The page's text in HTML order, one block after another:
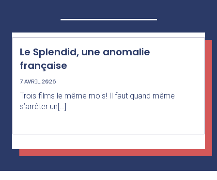
Le Splendid, une anomalie
française
7 AVRIL 2026
Trois films le même mois! Il faut quand même
s’arrêter un[…]